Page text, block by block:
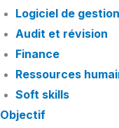
Logiciel de gestion
Audit et révision
Finance
Ressources
Soft skills
Objectif